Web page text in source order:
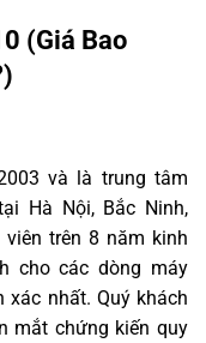
(Giá Bao
và là trung tâm
Hà Nội, Bắc Ninh,
trên 8 năm kinh
cho các dòng máy
xác nhất. Quý khách
mắt chứng kiến quy